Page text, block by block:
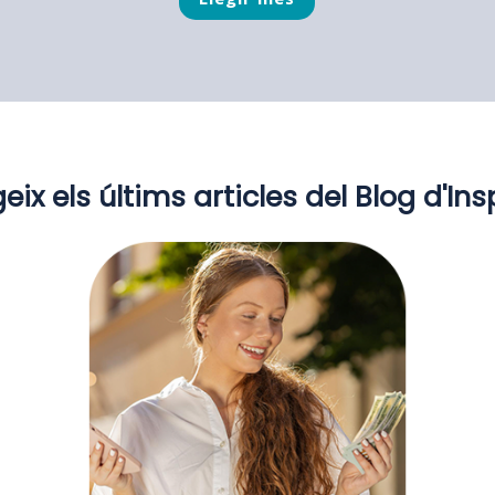
els últims articles del Blog